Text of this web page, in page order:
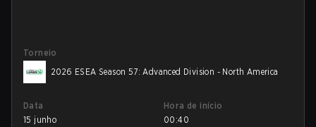
Torneio
2026 ESEA Season 57: Advanced Division - North America
Data
15 junho
Hora de início
00:40